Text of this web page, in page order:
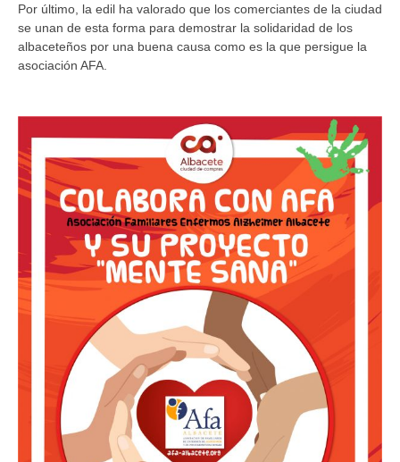
Por último, la edil ha valorado que los comerciantes de la ciudad
se unan de esta forma para demostrar la solidaridad de los
albaceteños por una buena causa como es la que persigue la
asociación AFA.